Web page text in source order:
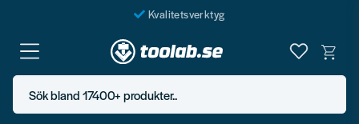
Kvalitetsverktyg
Fraktfritt över 999 SEK*
En järnhandel för alla
Butik i Göteborg
Sök bland 17400+ produkter..